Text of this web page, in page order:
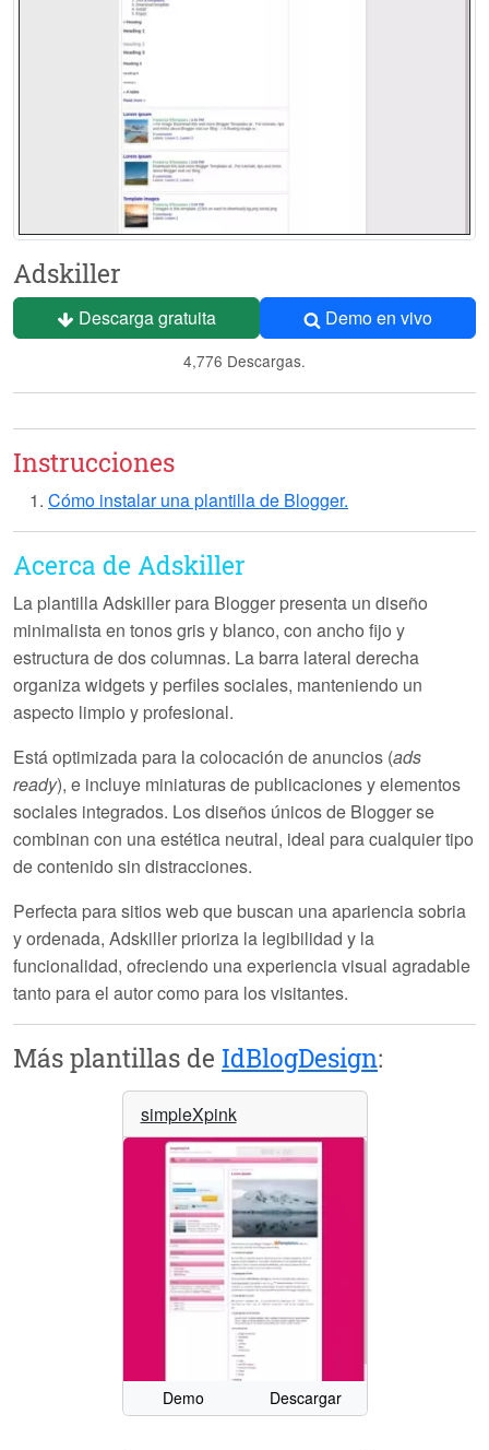
Adskiller
Descarga gratuita Demo en vivo
4,776 Descargas.
Instrucciones
Cómo instalar una plantilla de Blogger.
Acerca de Adskiller
La plantillaAdskiller para Blogger presenta un diseño
minimalista en tonos gris y blanco, con ancho fijo y
estructura de dos columnas. La barra lateral derecha
organiza widgets y perfiles sociales, manteniendo un
aspecto limpio y profesional.
Está optimizada para la colocación de anuncios (ads
ready), e incluye miniaturas de publicaciones y elementos
sociales integrados. Los diseños únicos de Blogger se
combinan con una estética neutral, ideal para cualquier tipo
de contenido sin distracciones.
Perfecta para sitios web que buscan una apariencia sobria
y ordenada, Adskiller prioriza la legibilidad y la
funcionalidad, ofreciendo una experiencia visual agradable
tanto para el autor como para los visitantes.
Más plantillas de IdBlogDesign:
simpleXpink
Demo Descargar